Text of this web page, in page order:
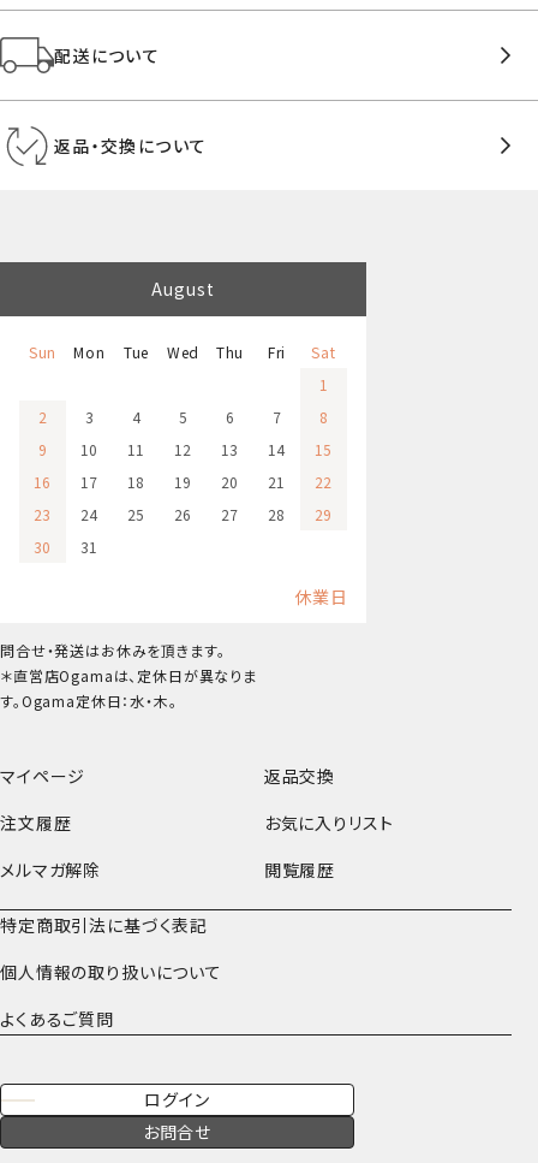
配送について
返品・交換について
マイページ
返品交換
注文履歴
お気に入りリスト
メルマガ解除
閲覧履歴
特定商取引法に基づく表記
個人情報の取り扱いについて
よくあるご質問
ログイン
お問合せ
August
Sun Mon Tue Wed Thu Fri
Sat
1
2
3 4 5 6 7
8
9
10 11 12 13 14
15
16
17 18 19 20 21
22
23
24 25 26 27 28
29
30
31
休業日
問合せ・発送はお休みを頂きます。
＊直営店Ogamaは、定休日が異なりま
す。Ogama定休日：水・木。